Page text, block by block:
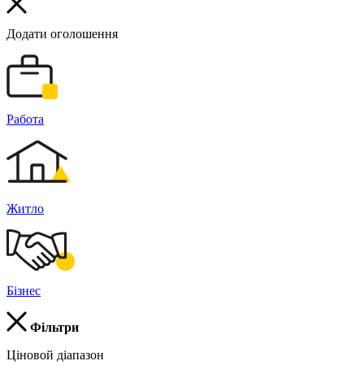
Додати оголошення
Работа
Житло
Бізнес
Фільтри
Ціновой діапазон